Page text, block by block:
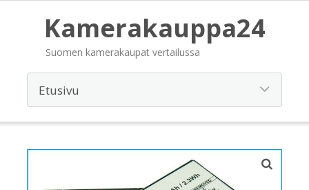
Kamerakauppa24
Suomen kamerakaupat vertailussa